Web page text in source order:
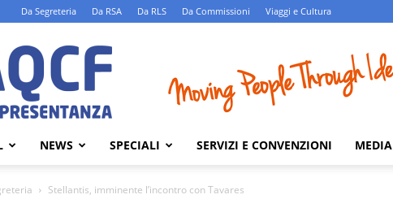
Da Segreteria Da RSA Da RLS Da Commissioni Viaggi e Cultura
AQCF-
R
NEWS SPECIALI SERVIZI E CONVENZIONI MEDIA
Stellantis, imminente l’incontro con Tavares